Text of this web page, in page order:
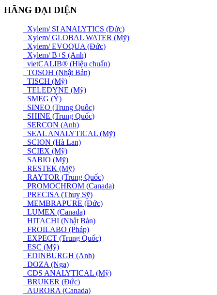
HÃNG ĐẠI DIỆN
Xylem/ SI ANALYTICS (Đức)
Xylem/ GLOBAL WATER (Mỹ)
Xylem/ EVOQUA (Đức)
Xylem/ B+S (Anh)
vietCALIB® (Hiệu chuẩn)
TOSOH (Nhật Bản)
TISCH (Mỹ)
TELEDYNE (Mỹ)
SMEG (Ý)
SINEO (Trung Quốc)
SHINE (Trung Quốc)
SERCON (Anh)
SEAL ANALYTICAL (Mỹ)
SCION (Hà Lan)
SCIEX (Mỹ)
SABIO (Mỹ)
RESTEK (Mỹ)
RAYTOR (Trung Quốc)
PROMOCHROM (Canada)
PRECISA (Thuỵ Sỹ)
MEMBRAPURE (Đức)
LUMEX (Canada)
HITACHI (Nhật Bản)
FROILABO (Pháp)
EXPECT (Trung Quốc)
ESC (Mỹ)
EDINBURGH (Anh)
DOZA (Nga)
CDS ANALYTICAL (Mỹ)
BRUKER (Đức)
AURORA (Canada)